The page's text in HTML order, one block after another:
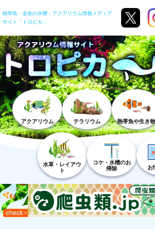
熱帯魚・金魚の水槽・アクアリウム情報メディア
サイト「トロピカ」
アクアリウム テラリウム 熱帯魚や生き
水草・レイアウ
ト
コケ・水槽のお
掃除
お